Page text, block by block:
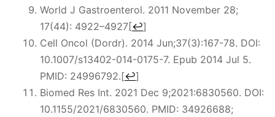
World J Gastroenterol. 2011 November 28;
17(44): 4922–4927[↩]
Cell Oncol (Dordr). 2014 Jun;37(3):167-78. DOI:
10.1007/s13402-014-0175-7. Epub 2014 Jul 5.
PMID: 24996792.[↩]
Biomed Res Int. 2021 Dec 9;2021:6830560. DOI:
10.1155/2021/6830560. PMID: 34926688;